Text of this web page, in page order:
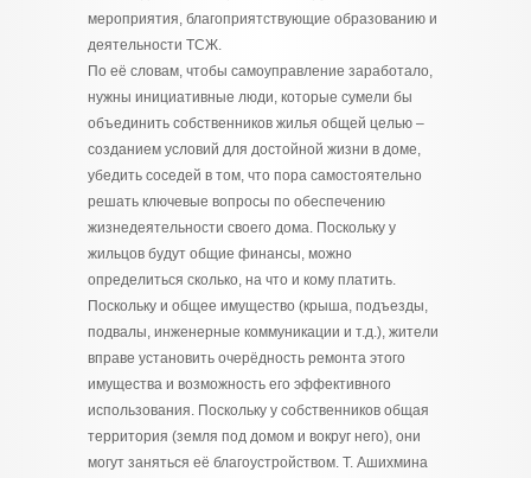
мероприятия, благоприятствующие образованию и
деятельности ТСЖ.
По её словам, чтобы самоуправление заработало,
нужны инициативные люди, которые сумели бы
объединить собственников жилья общей целью –
созданием условий для достойной жизни в доме,
убедить соседей в том, что пора самостоятельно
решать ключевые вопросы по обеспечению
жизнедеятельности своего дома. Поскольку у
жильцов будут общие финансы, можно
определиться сколько, на что и кому платить.
Поскольку и общее имущество (крыша, подъезды,
подвалы, инженерные коммуникации и т.д.), жители
вправе установить очерёдность ремонта этого
имущества и возможность его эффективного
использования. Поскольку у собственников общая
территория (земля под домом и вокруг него), они
могут заняться её благоустройством. Т. Ашихмина